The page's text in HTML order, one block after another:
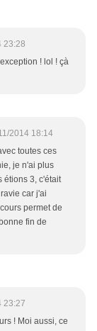
23:28
! lol ! çà
2014 18:14
toutes ces
je n'ai plus
étions 3, c'était
car j'ai
permet de
fin de
23:27
! Moi aussi, ce